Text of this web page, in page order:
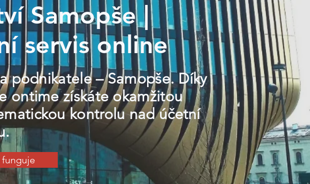
Samopše |
servis online
podnikatele – Samopše. Díky
ontime získáte okamžitou
kontrolu nad účetní